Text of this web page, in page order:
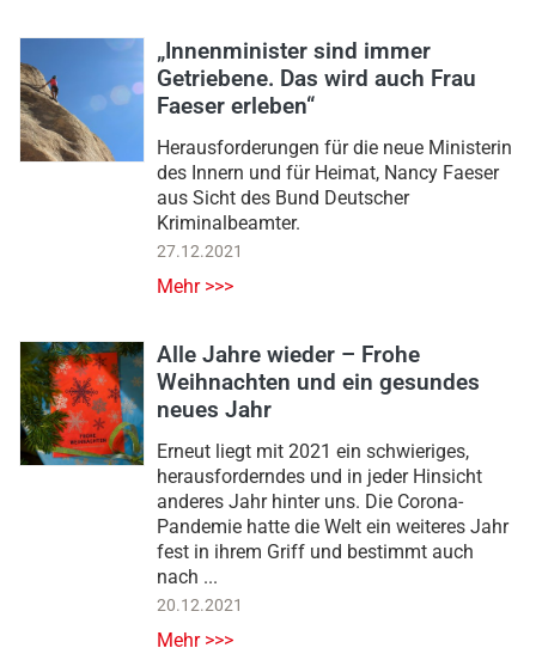
„Innenminister sind immer
Getriebene. Das wird auch Frau
Faeser erleben“
Herausforderungen für die neue Ministerin
des Innern und für Heimat, Nancy Faeser
aus Sicht des Bund Deutscher
Kriminalbeamter.
27.12.2021
Mehr >>>
Alle Jahre wieder – Frohe
Weihnachten und ein gesundes
neues Jahr
Erneut liegt mit 2021 ein schwieriges,
herausforderndes und in jeder Hinsicht
anderes Jahr hinter uns. Die Corona-
Pandemie hatte die Welt ein weiteres Jahr
fest in ihrem Griff und bestimmt auch
nach ...
20.12.2021
Mehr >>>